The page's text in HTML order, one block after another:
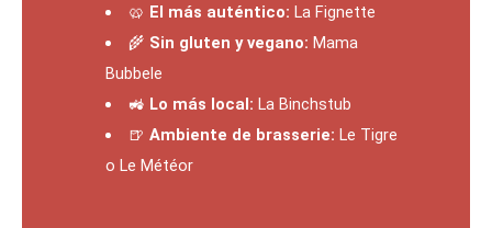
🥨 El más auténtico: La Fignette
🌾 Sin gluten y vegano: Mama
Bubbele
🚜 Lo más local: La Binchstub
🍺 Ambiente de brasserie: Le Tigre
o Le Météor